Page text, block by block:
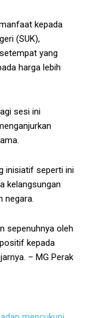
kepada
(SUK),
yang
harga lebih
sesi ini
inisiatif seperti ini
kelangsungan
negara.
sepenuhnya oleh
kepada
– MG Perak